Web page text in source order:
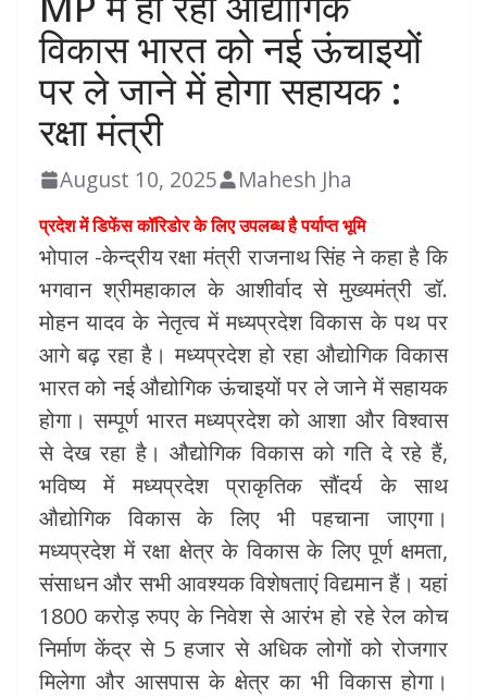
विकास भारत को नई ऊंचाइयों
पर ले जाने में होगा सहायक :
रक्षा मंत्री
August 10, 2025 Mahesh Jha
प्रदेश में डिफेंस कॉरिडोर के लिए उपलब्ध है पर्याप्त भूमि
भोपाल -केन्द्रीय रक्षा मंत्री राजनाथ सिंह ने कहा है कि
भगवान श्रीमहाकाल के आशीर्वाद से मुख्यमंत्री डॉ.
मोहन यादव के नेतृत्व में मध्यप्रदेश विकास के पथ पर
आगे बढ़ रहा है। मध्यप्रदेश हो रहा औद्योगिक विकास
भारत को नई औद्योगिक ऊंचाइयों पर ले जाने में सहायक
होगा। सम्पूर्ण भारत मध्यप्रदेश को आशा और विश्वास
से देख रहा है। औद्योगिक विकास को गति दे रहे हैं,
भविष्य में मध्यप्रदेश प्राकृतिक सौंदर्य के साथ
औद्योगिक विकास के लिए भी पहचाना जाएगा।
मध्यप्रदेश में रक्षा क्षेत्र के विकास के लिए पूर्ण क्षमता,
संसाधन और सभी आवश्यक विशेषताएं विद्यमान हैं। यहां
1800 करोड़ रुपए के निवेश से आरंभ हो रहे रेल कोच
निर्माण केंद्र से 5 हजार से अधिक लोगों को रोजगार
मिलेगा और आसपास के क्षेत्र का भी विकास होगा।